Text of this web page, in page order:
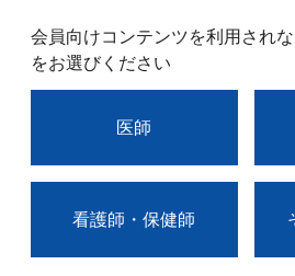
会員向けコンテンツを利用され
をお選びください
医師
看護師・保健師